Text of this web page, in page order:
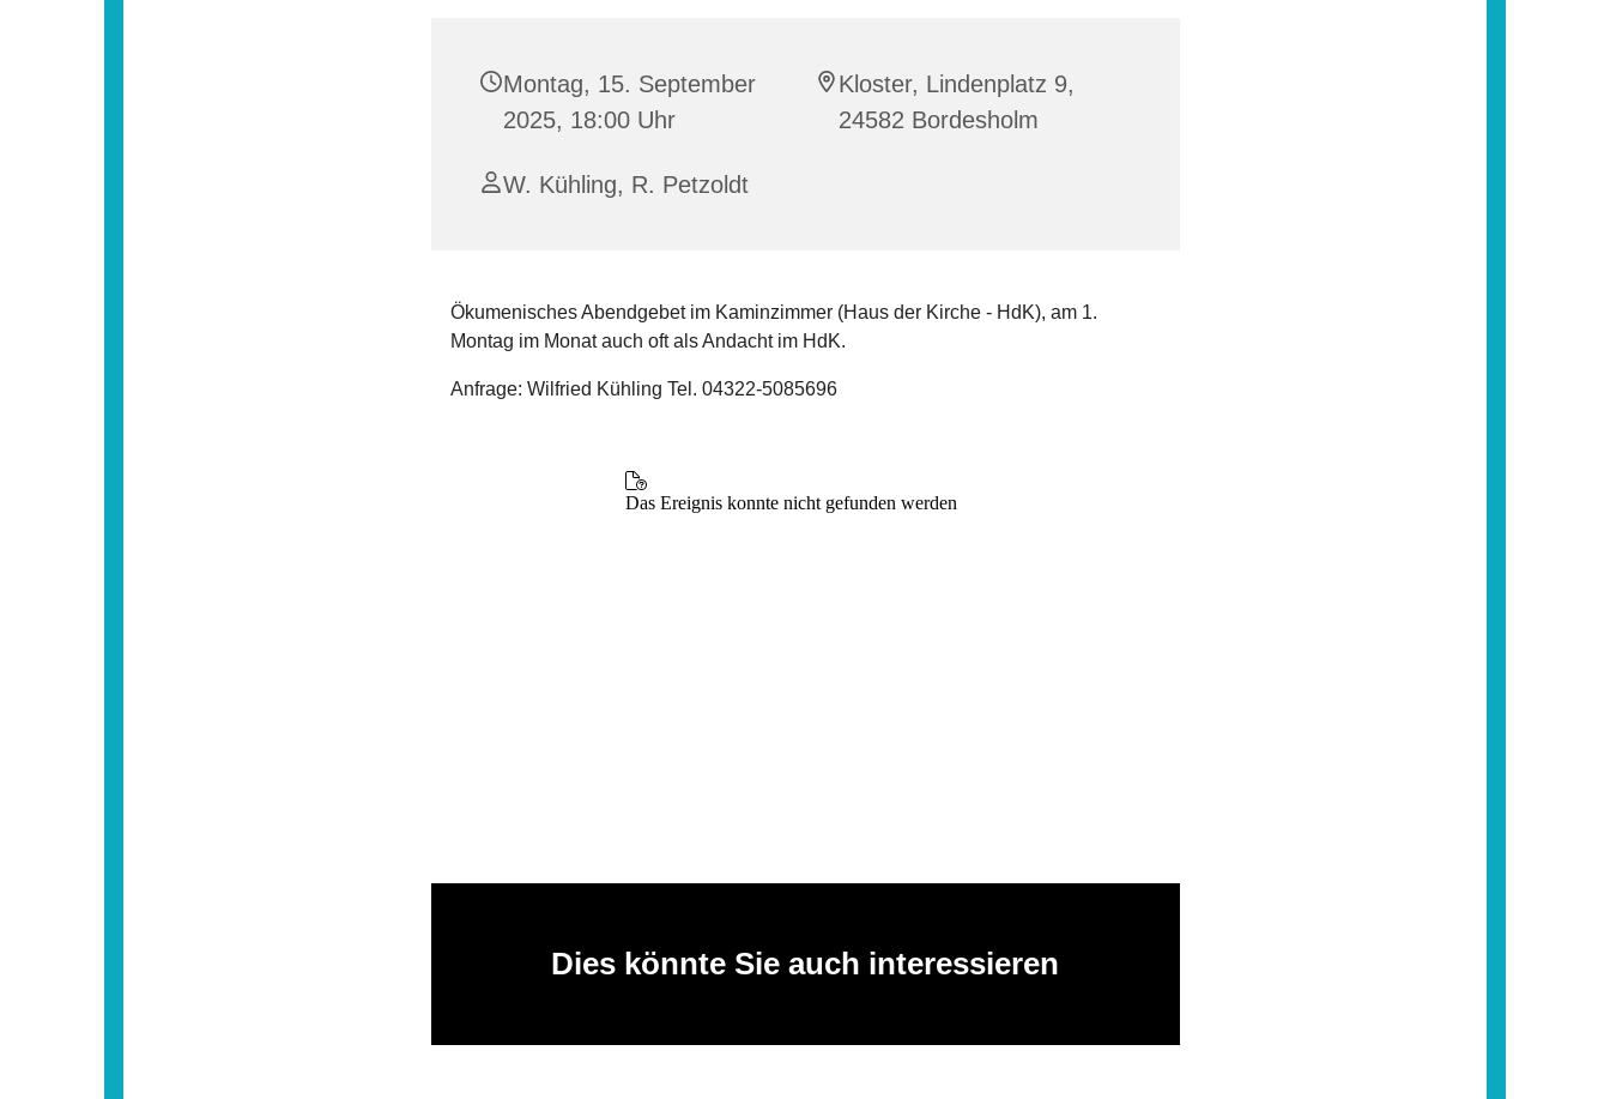
Montag, 15. September
2025, 18:00 Uhr
Kloster, Lindenplatz 9,
24582 Bordesholm
W. Kühling, R. Petzoldt
Ökumenisches Abendgebet im Kaminzimmer (Haus der Kirche - HdK), am 1.
Montag im Monat auch oft als Andacht im HdK.
Anfrage: Wilfried Kühling Tel. 04322-5085696
Dies könnte Sie auch interessieren